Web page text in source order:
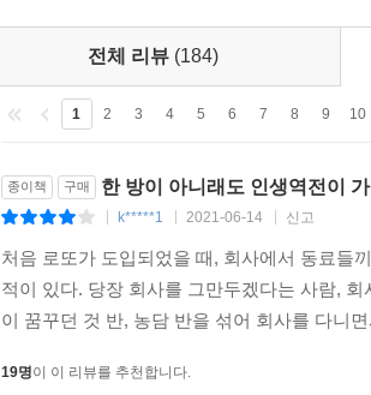
전체 리뷰 (184)
1 2 3 4 5 6 7 8 9 10
종이책 구매 한 방이 아니래도 인생역전이
k*****1 2021-06-14 신고
처음 로또가 도입되었을 때, 회사에서 동료들
적이 있다. 당장 회사를 그만두겠다는 사람,
이 꿈꾸던 것 반, 농담 반을 섞어 회사를 다니
19명이 이 리뷰를 추천합니다.